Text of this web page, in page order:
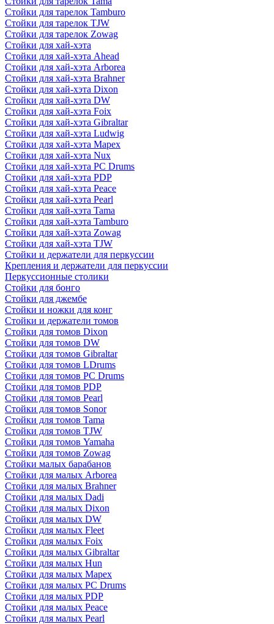
Стойки для тарелок Tamburo
Стойки для тарелок TJW
Стойки для тарелок Zowag
Стойки для хай-хэта
Стойки для хай-хэта Ahead
Стойки для хай-хэта Arborea
Стойки для хай-хэта Brahner
Стойки для хай-хэта Dixon
Стойки для хай-хэта DW
Стойки для хай-хэта Foix
Стойки для хай-хэта Gibraltar
Стойки для хай-хэта Ludwig
Стойки для хай-хэта Mapex
Стойки для хай-хэта Nux
Стойки для хай-хэта PC Drums
Стойки для хай-хэта PDP
Стойки для хай-хэта Peace
Стойки для хай-хэта Pearl
Стойки для хай-хэта Tama
Стойки для хай-хэта Tamburo
Стойки для хай-хэта Zowag
Стойки для хай-хэта TJW
Стойки и держатели для перкуссии
Крепления и держатели для перкуссии
Перкуссионные столики
Стойки для бонго
Стойки для джембе
Стойки и ножки для конг
Стойки и держатели томов
Стойки для томов Dixon
Стойки для томов DW
Стойки для томов Gibraltar
Стойки для томов LDrums
Стойки для томов PC Drums
Стойки для томов PDP
Стойки для томов Pearl
Стойки для томов Sonor
Стойки для томов Tama
Стойки для томов TJW
Стойки для томов Yamaha
Стойки для томов Zowag
Стойки малых барабанов
Стойки для малых Arborea
Стойки для малых Brahner
Стойки для малых Dadi
Стойки для малых Dixon
Стойки для малых DW
Стойки для малых Fleet
Стойки для малых Foix
Стойки для малых Gibraltar
Стойки для малых Hun
Стойки для малых Mapex
Стойки для малых PC Drums
Стойки для малых PDP
Стойки для малых Peace
Стойки для малых Pearl